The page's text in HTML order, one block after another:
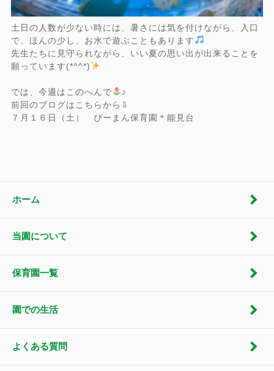
土日の人数が少ない時には、暑さには気を付けながら、入口
で、ほんの少し、お水で遊ぶこともあります
先生たちに見守られながら、いい夏の思い出が出来ることを
願っています(*^^*)
では、今週はこのへんで
♪
前回のブログはこちらから⇩
７月１６日（土） ぴーまん保育園＊能見台
ホーム
当園について
保育園一覧
園での生活
よくある質問